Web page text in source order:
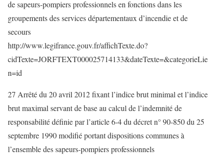
de sapeurs-pompiers professionnels en fonctions dans les
groupements des services départementaux d’incendie et de
secours
http://www.legifrance.gouv.fr/affichTexte.do?
cidTexte=JORFTEXT000025714133&dateTexte=&categorieLie
n=id
27 Arrêté du 20 avril 2012 fixant l’indice brut minimal et l’indice
brut maximal servant de base au calcul de l’indemnité de
responsabilité définie par l’article 6-4 du décret n° 90-850 du 25
septembre 1990 modifié portant dispositions communes à
l’ensemble des sapeurs-pompiers professionnels